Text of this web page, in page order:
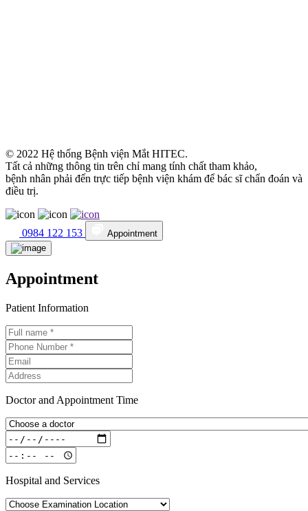
© 2022 Hệ thống Bệnh viện Mắt HITEC.
Tất cả những thông tin trên chỉ mang tính chất tham khảo,
bệnh nhân phải đến trực tiếp bệnh viện khám để bác sĩ chẩn đoán và
điều trị.
0984 122 153 Appointment
Appointment
Patient Information
Doctor and Appointment Time
Hospital and Services